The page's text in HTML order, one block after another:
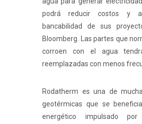
podrá reducir costos y
bancabilidad de sus
Bloomberg. Las partes que
corroen con el agua
reemplazadas con menos
Rodatherm es una de
geotérmicas que se
energético impulsado por